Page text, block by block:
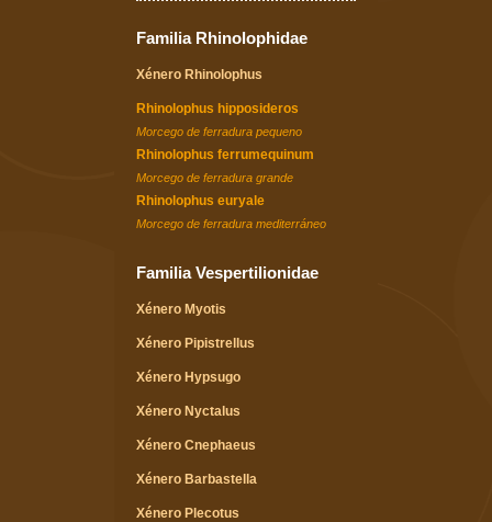
Familia Rhinolophidae
Xénero Rhinolophus
Rhinolophus hipposideros
Morcego de ferradura pequeno
Rhinolophus ferrumequinum
Morcego de ferradura grande
Rhinolophus euryale
Morcego de ferradura mediterráneo
Familia Vespertilionidae
Xénero Myotis
Xénero Pipistrellus
Xénero Hypsugo
Xénero Nyctalus
Xénero Cnephaeus
Xénero Barbastella
Xénero Plecotus